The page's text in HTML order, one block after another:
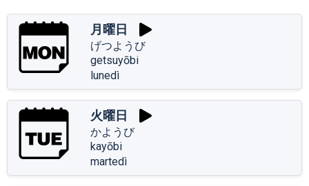
月曜日
げつようび
getsuyōbi
lunedì
火曜日
かようび
kayōbi
martedì